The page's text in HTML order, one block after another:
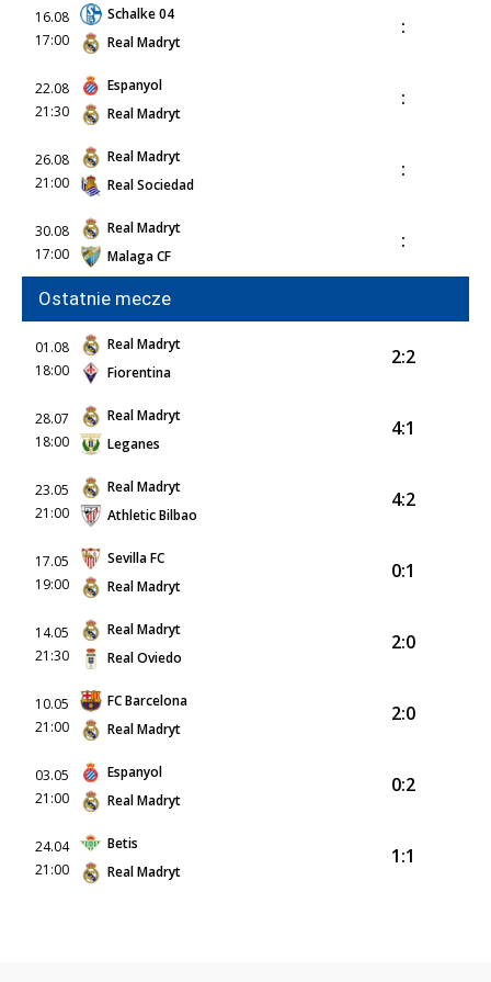
16.08
17:00
Schalke 04
Real Madryt
:
22.08
21:30
Espanyol
Real Madryt
:
26.08
21:00
Real Madryt
Real Sociedad
:
30.08
17:00
Real Madryt
Malaga CF
:
Ostatnie mecze
01.08
18:00
Real Madryt
Fiorentina
2:2
28.07
18:00
Real Madryt
Leganes
4:1
23.05
21:00
Real Madryt
Athletic Bilbao
4:2
17.05
19:00
Sevilla FC
Real Madryt
0:1
14.05
21:30
Real Madryt
Real Oviedo
2:0
10.05
21:00
FC Barcelona
Real Madryt
2:0
03.05
21:00
Espanyol
Real Madryt
0:2
24.04
21:00
Betis
Real Madryt
1:1